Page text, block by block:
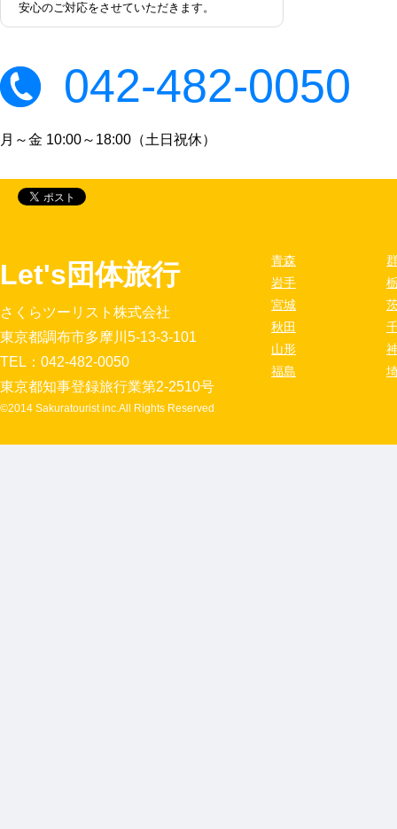
安心のご対応をさせていただきます。
042-482-0050
月～金 10:00～18:00（土日祝休）
Let's団体旅行
さくらツーリスト株式会社
東京都調布市多摩川5-13-3-101
TEL：042-482-0050
東京都知事登録旅行業第2-2510号
©2014 Sakuratourist inc.All Rights Reserved
青森
岩手
宮城
秋田
山形
福島